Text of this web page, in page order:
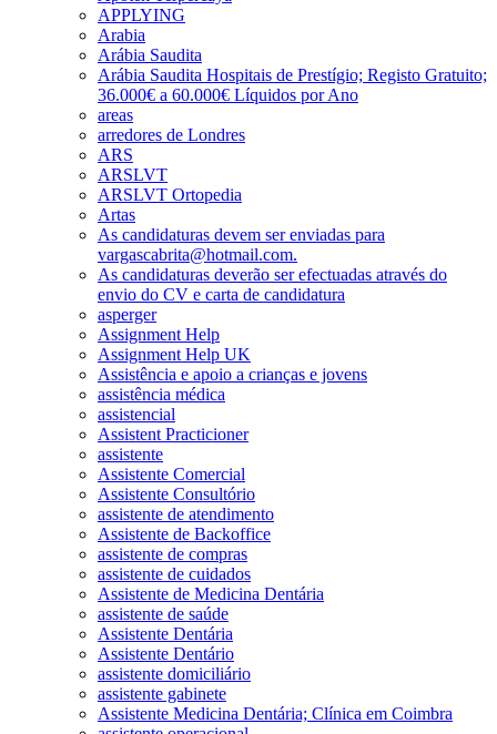
APPLYING
Arabia
Arábia Saudita
Arábia Saudita Hospitais de Prestígio; Registo Gratuito;
36.000€ a 60.000€ Líquidos por Ano
areas
arredores de Londres
ARS
ARSLVT
ARSLVT Ortopedia
Artas
As candidaturas devem ser enviadas para
vargascabrita@hotmail.com.
As candidaturas deverão ser efectuadas através do
envio do CV e carta de candidatura
asperger
Assignment Help
Assignment Help UK
Assistência e apoio a crianças e jovens
assistência médica
assistencial
Assistent Practicioner
assistente
Assistente Comercial
Assistente Consultório
assistente de atendimento
Assistente de Backoffice
assistente de compras
assistente de cuidados
Assistente de Medicina Dentária
assistente de saúde
Assistente Dentária
Assistente Dentário
assistente domiciliário
assistente gabinete
Assistente Medicina Dentária; Clínica em Coimbra